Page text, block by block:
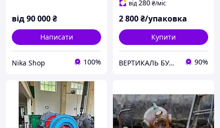
від90 000₴
Написати
Nika Shop 100%
від280₴/міс
2 800₴/упаковка
Купити
ВЕРТИКАЛЬ БУДІВЕЛЬНИХ ТЕХНОЛОГІЙ 90%